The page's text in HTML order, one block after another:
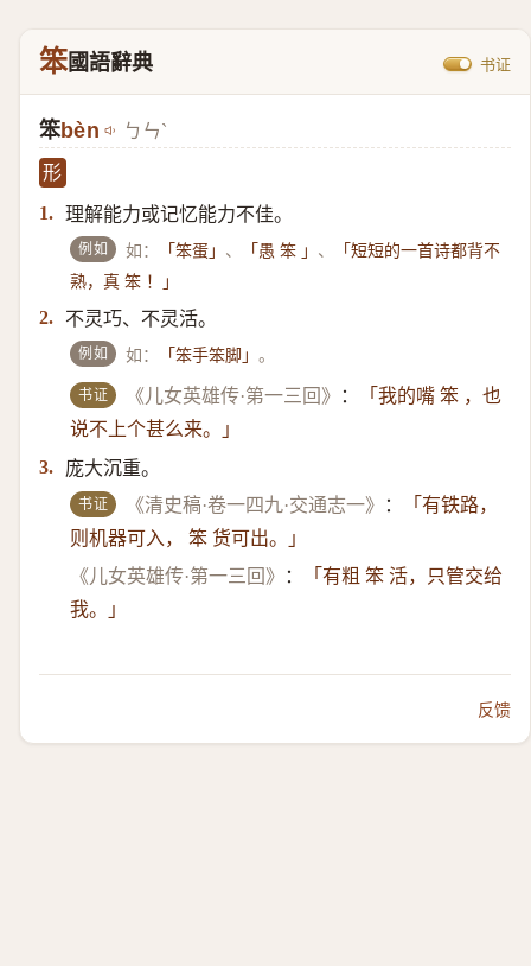
笨國語辭典 书证
笨bèn ㄅㄣˋ
形
1. 理解能力或记忆能力不佳。
例如 如： 「笨蛋」 、 「愚 笨 」 、
「短短的一首诗都背不
熟，真 笨 ！」
2. 不灵巧、不灵活。
例如 如： 「笨手笨脚」。
书证 《儿女英雄传·第一三回》 ：
「我的嘴 笨 ，也
说不上个甚么来。」
3.
庞大沉重。
书证 《清史稿·卷一四九·交通志一》 ：
「有铁路，
则机器可入， 笨 货可出。」
《儿女英雄传·第一三回》
：
「有粗 笨 活，只管交给
我。」
反馈